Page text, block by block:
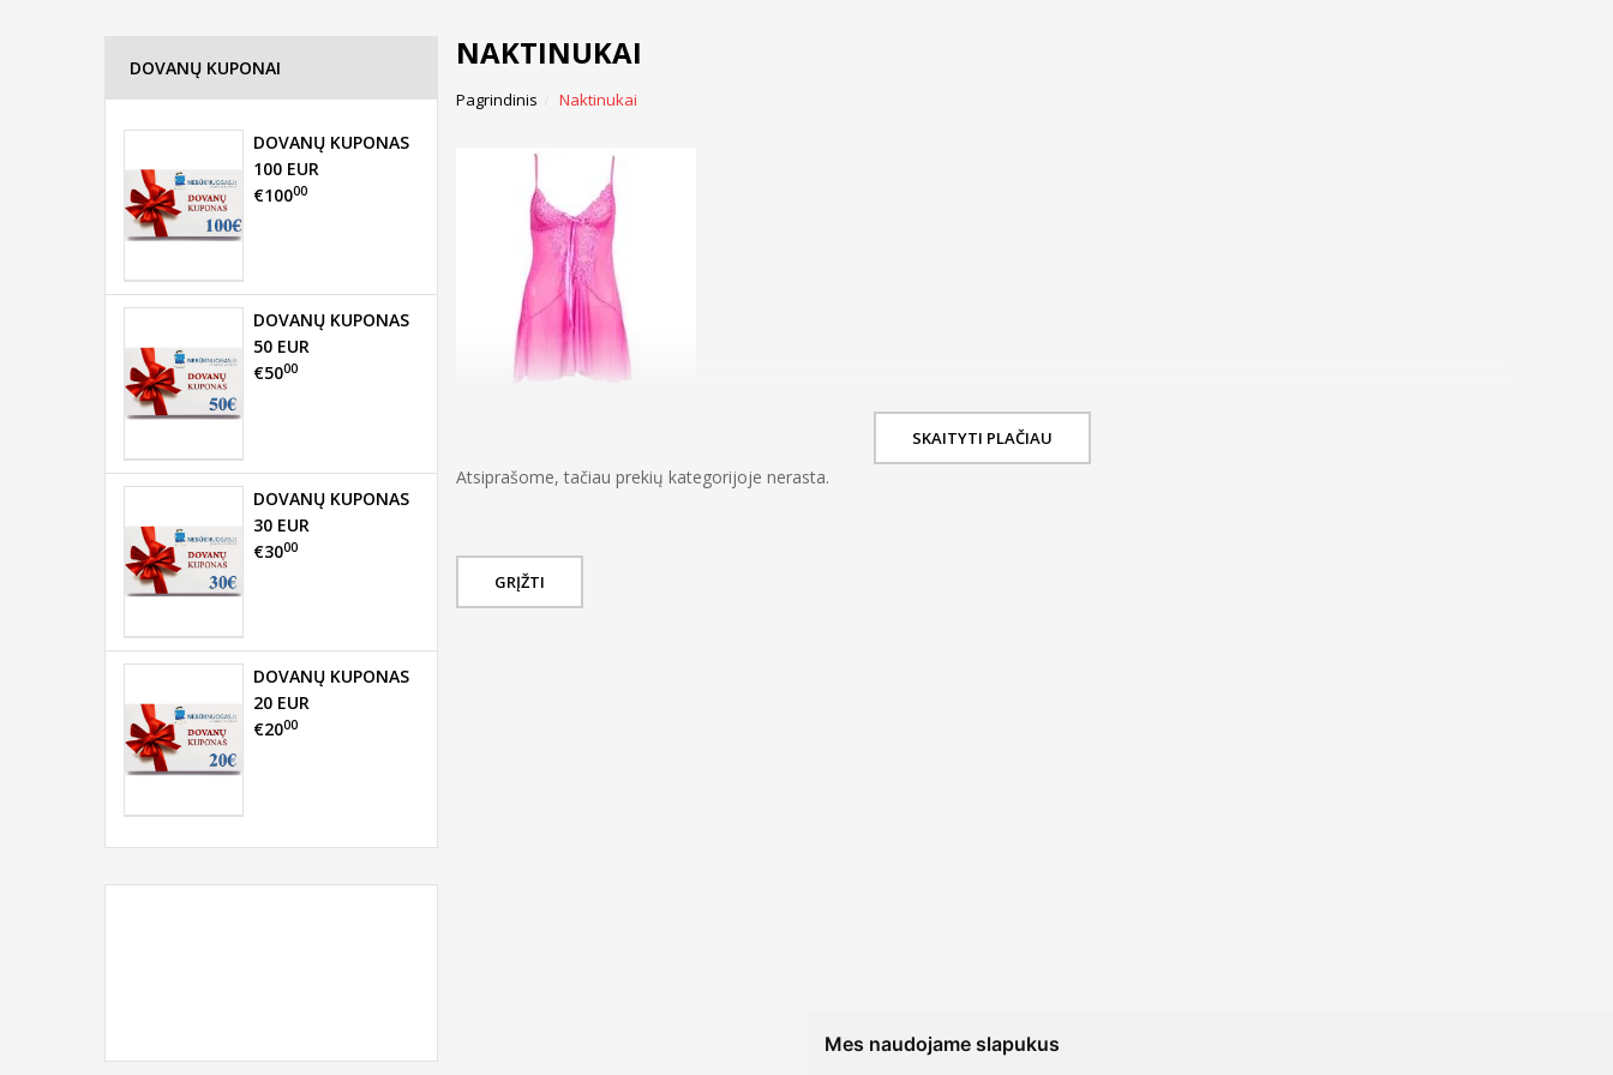
Mes naudojame slapukus
NAKTINUKAI
Pagrindinis Naktinukai
SKAITYTI PLAČIAU
Atsiprašome, tačiau prekių kategorijoje nerasta.
GRĮŽTI
DOVANŲ KUPONAI
DOVANŲ KUPONAS
100 EUR
€10000
DOVANŲ KUPONAS
50 EUR
€5000
DOVANŲ KUPONAS
30 EUR
€3000
DOVANŲ KUPONAS
20 EUR
€2000